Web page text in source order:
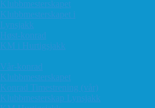
Klubbmesterskapet
Klubbmesterskapet i
Lynsjakk
Høst-konrad
KM i Hurtigsjakk
Vår-konrad
Klubbmesterskapet
Konrad Timestrening (vår)
Klubbmesterskap Lynsjakk